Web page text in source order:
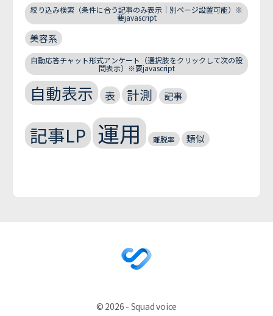
絞り込み検索（条件に合う記事のみ表示｜別ページ設置可能）※
要javascript
美容系
自動応答チャット形式アンケート（選択肢をクリックして次の設
問表示）※要javascript
自動表示 表 計測 記事
記事LP 運用 離脱率 類似
© 2026 - Squad voice